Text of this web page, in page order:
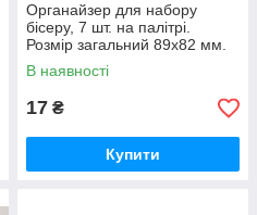
Органайзер для набору
бісеру, 7 шт. на палітрі.
Розмір загальний 89х82 мм.
В наявності
17 ₴
Купити